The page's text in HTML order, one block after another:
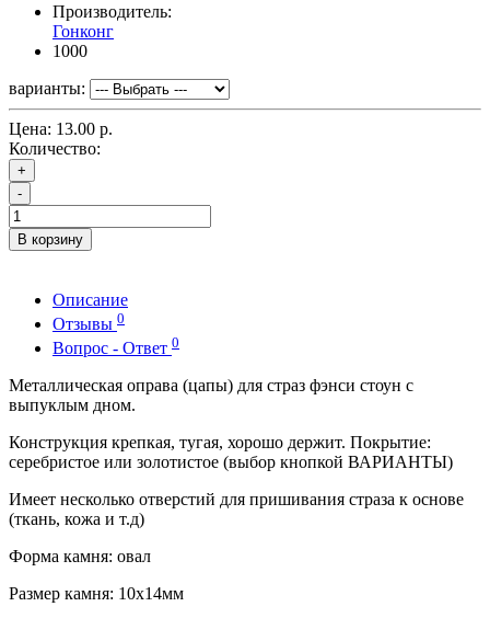
Производитель:
Гонконг
1000
варианты:
Цена: 13.00 р.
Количество:
+
-
В корзину
Описание
Отзывы 0
Вопрос - Ответ 0
Металлическая оправа (цапы) для страз фэнси стоун с
выпуклым дном.
Конструкция крепкая, тугая, хорошо держит. Покрытие:
серебристое или золотистое (выбор кнопкой ВАРИАНТЫ)
Имеет несколько отверстий для пришивания страза к основе
(ткань, кожа и т.д)
Форма камня: овал
Размер камня: 10х14мм